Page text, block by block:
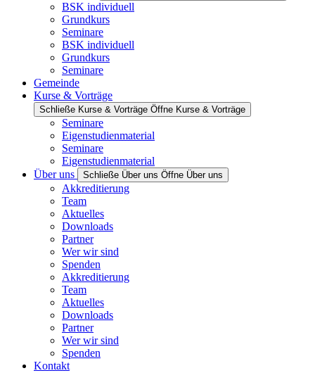
BSK individuell
Grundkurs
Seminare
BSK individuell
Grundkurs
Seminare
Gemeinde
Kurse & Vorträge
Schließe Kurse & Vorträge Öffne Kurse & Vorträge
Seminare
Eigenstudienmaterial
Seminare
Eigenstudienmaterial
Über uns
Schließe Über uns Öffne Über uns
Akkreditierung
Team
Aktuelles
Downloads
Partner
Wer wir sind
Spenden
Akkreditierung
Team
Aktuelles
Downloads
Partner
Wer wir sind
Spenden
Kontakt